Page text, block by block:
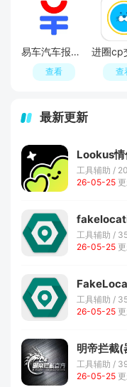
易车汽车报价APP官方正版
查看 查
最新更新
Lookus情
工具辅助 /
26-05-25
工具辅助 /
26-05-25
工具辅助 /
26-05-25
明帝拦截(
工具辅助 /
26-05-25